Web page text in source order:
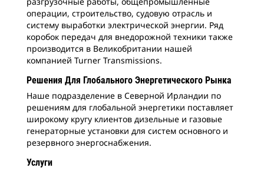
операции, строительство, судовую отрасль и
систему выработки электрической энергии. Ряд
коробок передач для внедорожной техники также
производится в Великобритании нашей
компанией Turner Transmissions.
Решения Для Глобального Энергетического Рынка
Наше подразделение в Северной Ирландии по
решениям для глобальной энергетики поставляет
широкому кругу клиентов дизельные и газовые
генераторные установки для систем основного и
резервного энергоснабжения.
Услуги